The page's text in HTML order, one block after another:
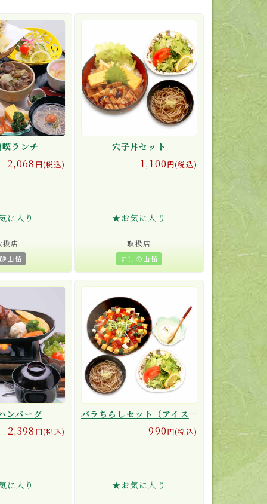
ランチ
2,068 円(税込)
に入り
扱店
山留
穴子丼セット
1,100円(税込)
★お気に入り
取扱店
すしの山留
ンバーグ
2,398 円(税込)
に入り
バラちらしセット（アイス付き）
990円(税込)
★お気に入り